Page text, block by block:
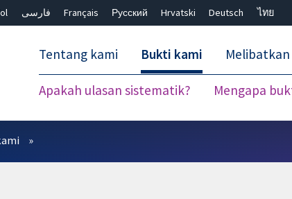
فارسی Français Русский Hrvatski Deutsch
ไทย
Tentang kami Bukti kami
Apakah ulasan sistematik? Mengapa